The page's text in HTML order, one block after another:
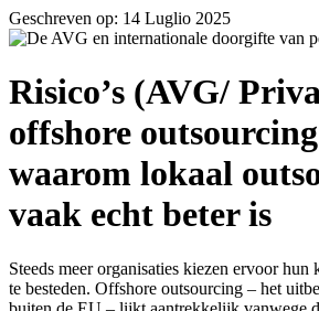
Geschreven op: 14 Luglio 2025
Risico’s (AVG/
offshore
waarom lokaal
vaak echt beter is
Steeds meer organisaties kiezen ervoor hun
te besteden. Offshore outsourcing – het